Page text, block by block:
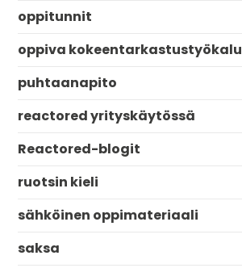
oppitunnit
oppiva kokeentarkastustyökalu
puhtaanapito
reactored yrityskäytössä
Reactored-blogit
ruotsin kieli
sähköinen oppimateriaali
saksa